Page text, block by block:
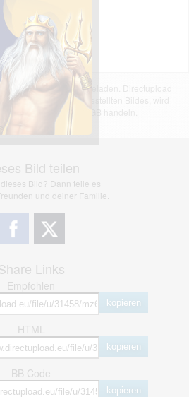
einem Nutzer hochgeladen. Directupload
für den Inhalt des dargestellten Bildes, wird
nach §2(3) unserer AGB handeln.
Bild teilen
Bild? Dann teile es
und deiner Familie.
Links
Empfohlen
kopieren
HTML
kopieren
BB Code
kopieren